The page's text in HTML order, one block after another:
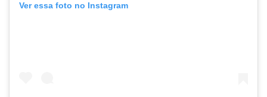
Ver essa foto no Instagram